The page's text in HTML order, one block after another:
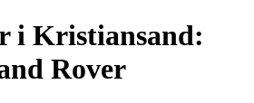
i Kristiansand:
Rover